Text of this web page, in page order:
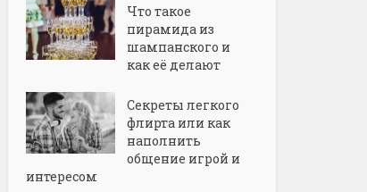
Что такое
пирамида из
шампанского и
как её делают
Секреты легкого
флирта или как
наполнить
общение игрой и
интересом